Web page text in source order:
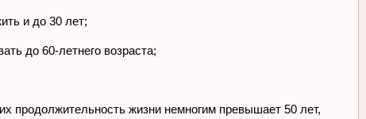
и до 30 лет;
до 60-летнего возраста;
продолжительность жизни немногим превышает 50 лет,